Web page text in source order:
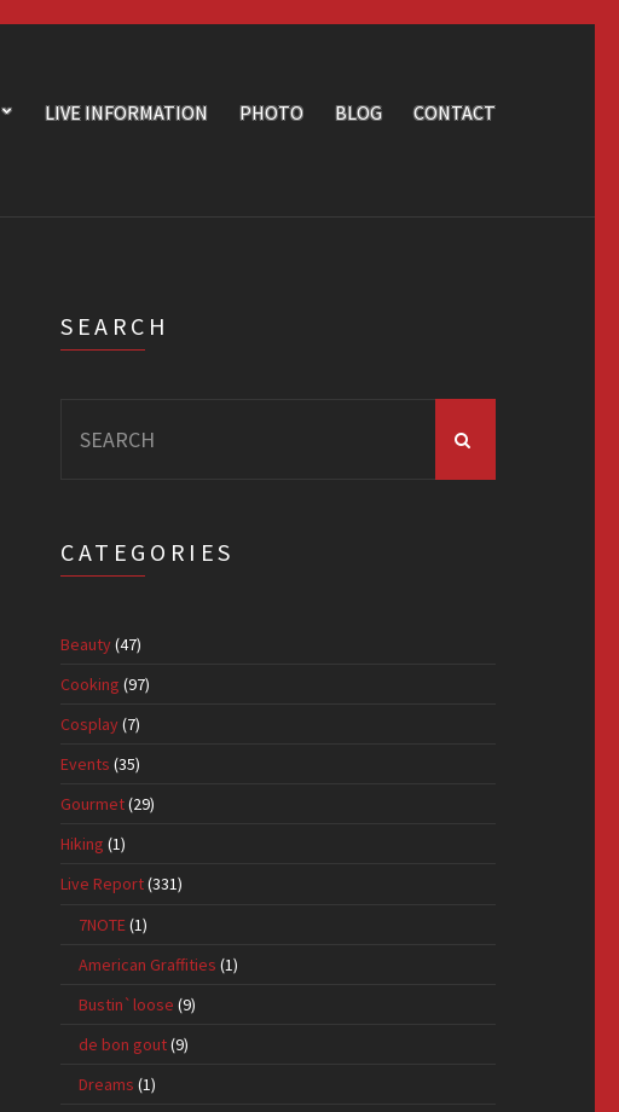
LIVE INFORMATION PHOTO BLOG CONTACT
SEARCH
for:
CATEGORIES
Beauty(47)
Cooking (97)
Cosplay(7)
Events (35)
Gourmet(29)
Hiking (1)
Live Report(331)
7NOTE(1)
American Graffities (1)
Bustin`loose (9)
de bon gout(9)
Dreams (1)